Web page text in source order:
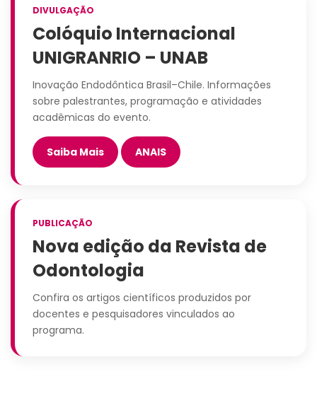
DIVULGAÇÃO
Colóquio Internacional
UNIGRANRIO – UNAB
Inovação Endodôntica Brasil–Chile. Informações
sobre palestrantes, programação e atividades
acadêmicas do evento.
Saiba Mais ANAIS
PUBLICAÇÃO
Nova edição da Revista de
Odontologia
Confira os artigos científicos produzidos por
docentes e pesquisadores vinculados ao
programa.